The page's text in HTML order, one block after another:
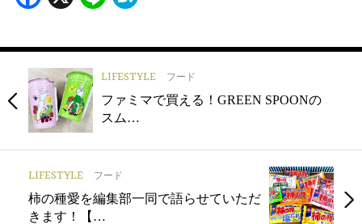
LIFESTYLE フード
ファミマで買える！GREEN SPOONの
スム…
LIFESTYLE フード
柿の種愛を編集部一同で語らせていただ
きます！【…